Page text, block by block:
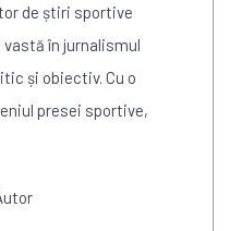
de știri sportive
în jurnalismul
și obiectiv. Cu o
presei sportive,